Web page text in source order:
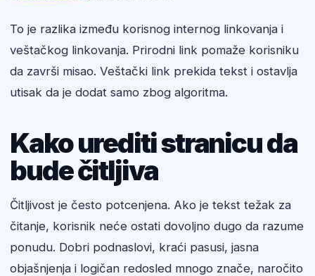
To je razlika između korisnog internog linkovanja i
veštačkog linkovanja. Prirodni link pomaže korisniku
da završi misao. Veštački link prekida tekst i ostavlja
utisak da je dodat samo zbog algoritma.
Kako urediti stranicu da
bude čitljiva
Čitljivost je često potcenjena. Ako je tekst težak za
čitanje, korisnik neće ostati dovoljno dugo da razume
ponudu. Dobri podnaslovi, kraći pasusi, jasna
objašnjenja i logičan redosled mnogo znače, naročito